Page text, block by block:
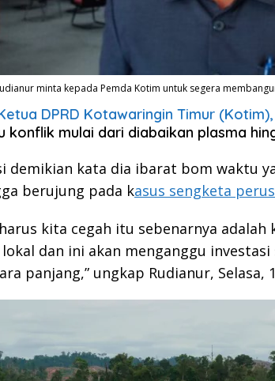
minta kepada Pemda Kotim untuk segera
DPRD Kotawaringin Timur (Kotim),
konflik mulai dari diabaikan plasma
demikian kata dia ibarat bom waktu
berujung pada kasus sengketa
harus kita cegah itu sebenarnya
dan ini akan menganggu
panjang,” ungkap Rudianur, Selasa,